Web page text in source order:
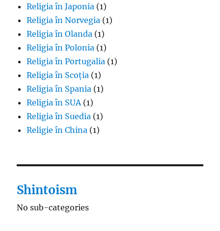
Religia în Japonia (1)
Religia în Norvegia (1)
Religia în Olanda (1)
Religia în Polonia (1)
Religia în Portugalia (1)
Religia în Scoția (1)
Religia în Spania (1)
Religia în SUA (1)
Religia în Suedia (1)
Religie în China (1)
Shintoism
No sub-categories